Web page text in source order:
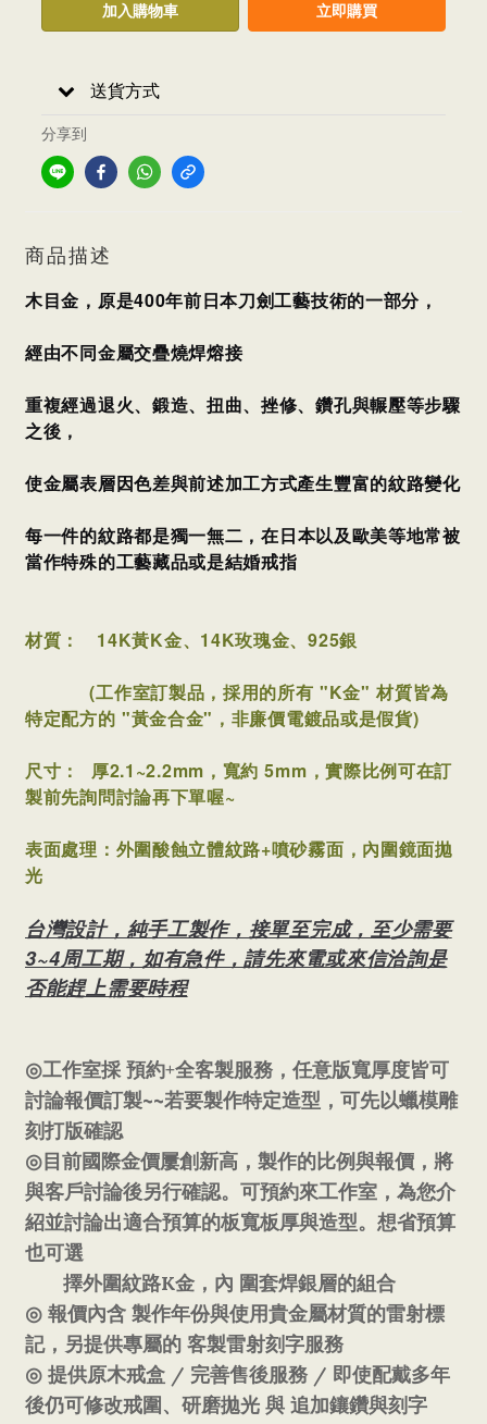
加入購物車 立即購買
送貨方式
分享到
商品描述
木目金，原是400年前日本刀劍工藝技術的一部分，
經由不同金屬交疊燒焊熔接
重複經過退火、鍛造、扭曲、挫修、鑽孔與輾壓等步驟
之後，
使金屬表層因色差與前述加工方式產生豐富的紋路變化
每一件的紋路都是獨一無二，在日本以及歐美等地常被
當作特殊的工藝藏品或是結婚戒指
材質： 14K黃K金、14K玫瑰金、925銀
(工作室訂製品，採用的所有 "K金" 材質皆為
特定配方的 "黃金合金"，非廉價電鍍品或是假貨)
尺寸： 厚2.1~2.2mm，寬約 5mm ，實際比例可在訂
製前先詢問討論再下單喔~
表面處理：外圍酸蝕立體紋路+噴砂霧面，內圍鏡面拋
光
台灣設計，純手工製作，接單至完成，至少需要
3~4周工期，如有急件，請先來電或來信洽詢是
否能趕上需要時程
◎工作室採 預約+全客製服務，任意版寬厚度皆可
討論報價訂製~~若要製作特定造型，可先以蠟模雕
刻打版確認
◎ 目前國際金價屢創新高，製作的比例與報價，將
與客戶討論後另行確認。可預約來工作室，為您介
紹並討論出適合預算的板寬板厚與造型。想省預算
也可選
擇外圍紋路K金，內 圍套焊銀層的組合
◎ 報價內含 製作年份與使用貴金屬材質的雷射標
記，另提供專屬的 客製雷射刻字服務
◎ 提供原木戒盒 / 完善售後服務 / 即使配戴多年
後仍可修改戒圍、研磨拋光 與 追加鑲鑽與刻字